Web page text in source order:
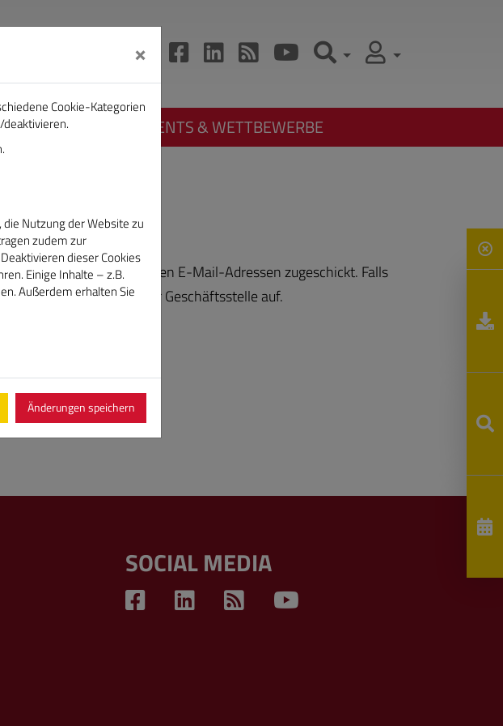
CAMPUS EVENTS & WETTBEWERBE
an die hinterlegten E-Mail-Adressen zugeschickt. Falls
Sie bitte Kontakt mit der Geschäftsstelle auf.
×
Cookie-Kategorien
Nutzung der Website zu
zudem zur
dieser Cookies
Einige Inhalte – z.B.
Außerdem erhalten Sie
Änderungen speichern
SOCIAL MEDIA